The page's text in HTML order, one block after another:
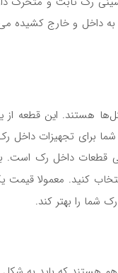
داخل و خارج کشیده
برای تجهیزات
قطعات داخل رک است.
کنید. معمولا
شما را بهتر کند.